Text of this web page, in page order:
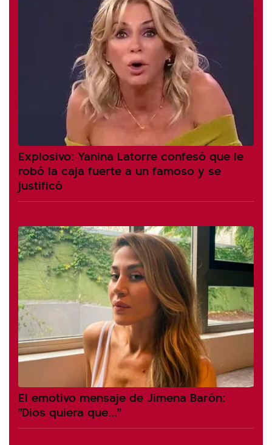
Explosivo: Yanina Latorre confesó que le
robó la caja fuerte a un famoso y se
justificó
El emotivo mensaje de Jimena Barón:
"Dios quiera que..."